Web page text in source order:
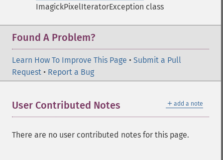
ImagickPixelIteratorException class
Found A Problem?
Learn How To Improve This Page • Submit a Pull
Request • Report a Bug
＋ add a note
User Contributed Notes
There are no user contributed notes for this page.